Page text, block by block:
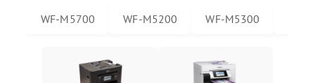
WF-M5700 WF-M5200 WF-M5300